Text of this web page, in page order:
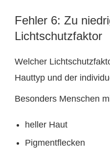
Fehler 6: Zu
Lichtschutzfaktor
Welcher
Hauttyp und der
Besonders Menschen
heller Haut
Pigmentflecken